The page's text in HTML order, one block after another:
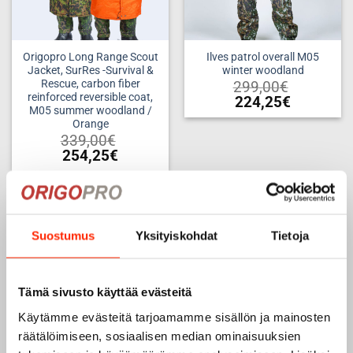
Suostumus Yksityiskohdat Tietoja
Tämä sivusto käyttää evästeitä
Käytämme evästeitä tarjoamamme sisällön ja mainosten
räätälöimiseen, sosiaalisen median ominaisuuksien
Origopro Long Range Scout
Jacket, SurRes -Survival &
Rescue, carbon fiber
reinforced reversible coat,
M05 summer woodland /
Orange
339,00€
254,25€
product
has
variants.
may
chosen
on
Ilves patrol overall M05
winter woodland
299,00€
224,25€
This
variants.
The
may
product
page
wishlist